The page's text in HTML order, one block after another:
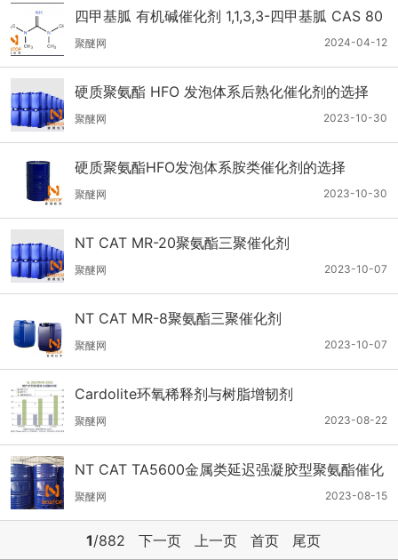
四甲基胍 有机碱催化剂 1,1,3,3-四甲基胍 CAS 80
-70-6
2024-04-12
聚醚网
硬质聚氨酯 HFO 发泡体系后熟化催化剂的选择
2023-10-30
聚醚网
硬质聚氨酯HFO发泡体系胺类催化剂的选择
2023-10-30
聚醚网
NT CAT MR-20聚氨酯三聚催化剂
2023-10-07
聚醚网
NT CAT MR-8聚氨酯三聚催化剂
2023-10-07
聚醚网
Cardolite环氧稀释剂与树脂增韧剂
2023-08-22
聚醚网
NT CAT TA5600金属类延迟强凝胶型聚氨酯催化
剂
2023-08-15
聚醚网
1/882 下一页 上一页 首页 尾页